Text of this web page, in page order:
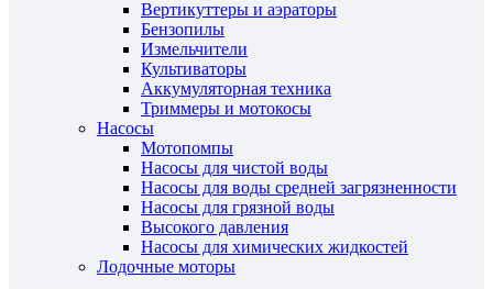
Вертикуттеры и аэраторы
Бензопилы
Измельчители
Культиваторы
Аккумуляторная техника
Триммеры и мотокосы
Насосы
Мотопомпы
Насосы для чистой воды
Насосы для воды средней загрязненности
Насосы для грязной воды
Высокого давления
Насосы для химических жидкостей
Лодочные моторы